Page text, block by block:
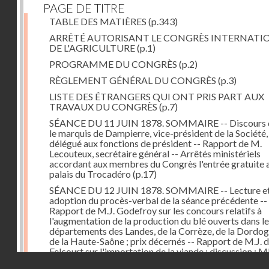
PAGE DE TITRE
TABLE DES MATIÈRES (p.343)
ARRÊTÉ AUTORISANT LE CONGRÈS
DE L'AGRICULTURE(p.1)
PROGRAMME DU CONGRÈS (p.2)
RÈGLEMENT GÉNÉRAL DU CONGRÈS (p.3)
LISTE DES ÉTRANGERS QUI ONT PRIS PART AUX
TRAVAUX DU CONGRÈS (p.7)
SÉANCE DU 11 JUIN 1878. SOMMAIRE -- Discours
le marquis de Dampierre, vice-président de la Société,
délégué aux fonctions de président -- Rapport de M.
Lecouteux, secrétaire général -- Arrêtés ministériels
accordant aux membres du Congrès l'entrée gratuite
palais du Trocadéro (p.17)
SÉANCE DU 12 JUIN 1878. SOMMAIRE -- Lecture
adoption du procès-verbal de la séance précédente --
Rapport de M.J. Godefroy sur les concours relatifs à
l'augmentation de la production du blé ouverts dans
départements des Landes, de la Corrèze, de la
de la Haute-Saône ; prix décernés -- Rapport de M.J.
Felcourt sur l'importation de la viande ; discussion :